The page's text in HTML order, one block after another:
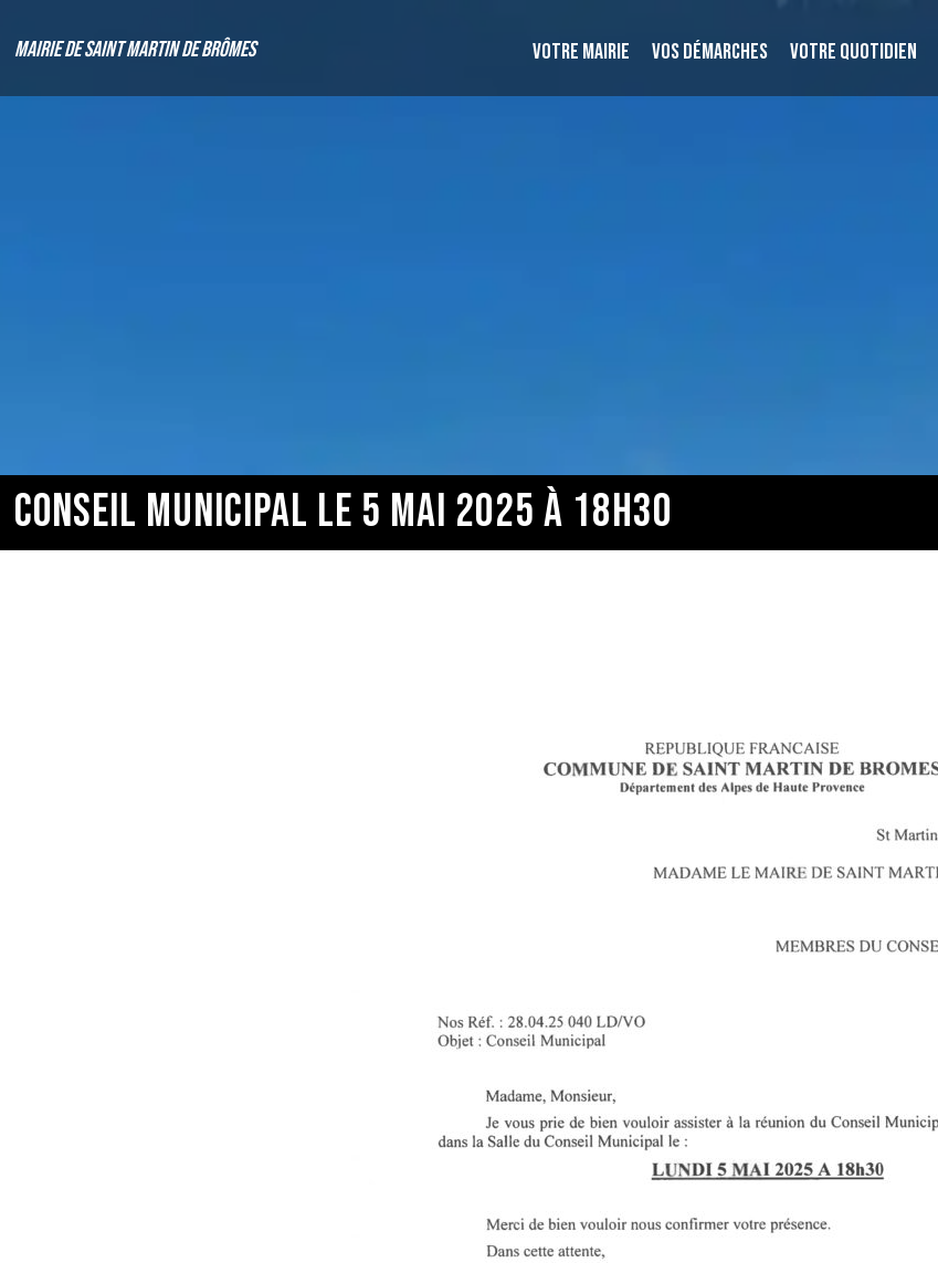
Mairie de Saint Martin de Brômes VOTRE MAIRIE VOS DÉMARCHES VOTRE QUOTIDIEN
CONSEIL MUNICIPAL LE 5 MAI 2025 À 18H30